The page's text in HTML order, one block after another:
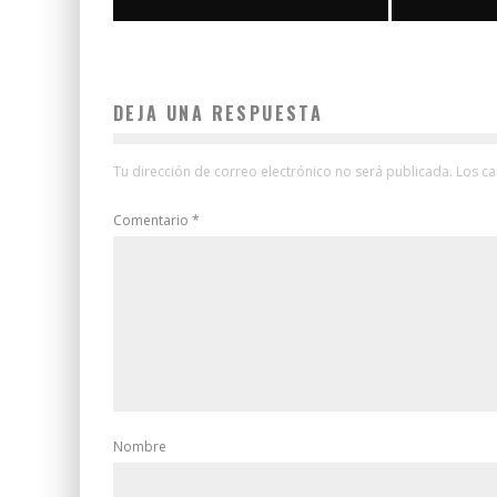
DEJA UNA RESPUESTA
Tu dirección de correo electrónico no será publicada. Los
Comentario *
Nombre